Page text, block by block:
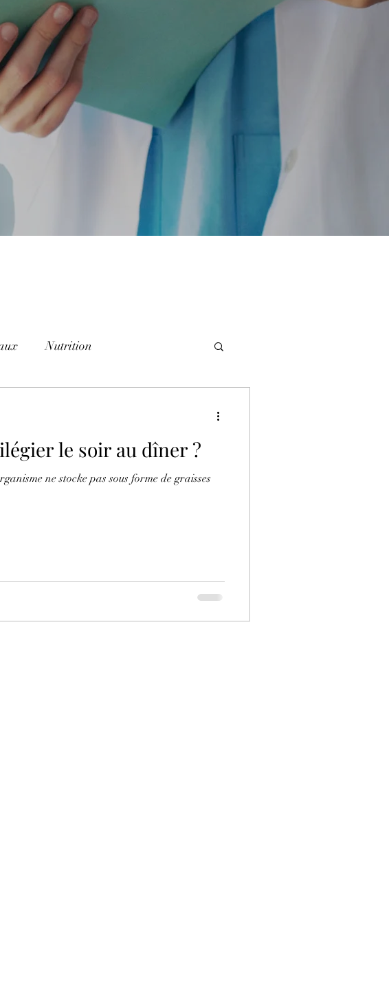
Nutrition
le soir au dîner ?
ne stocke pas sous forme de graisses